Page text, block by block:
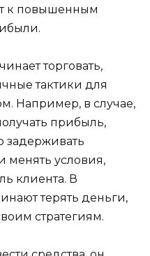
к повышенным
торговать,
тактики для
Например, в случае,
прибыль,
задерживать
менять условия,
клиента. В
терять деньги,
стратегиям.